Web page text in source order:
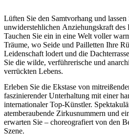
up
Lüften Sie den Samtvorhang und
unwiderstehlichen Anziehungskraft des
Tauchen Sie ein in eine Welt voller
Träume, wo Seide und Pailletten Ihre
Leidenschaft lodert und die
Sie die wilde, verführerische und
verrückten Lebens.
Erleben Sie die Ekstase von
faszinierender Unterhaltung mit einer
internationaler Top-Künstler.
atemberaubende Zirkusnummern und
erwarten Sie – choreografiert von den
Szene.